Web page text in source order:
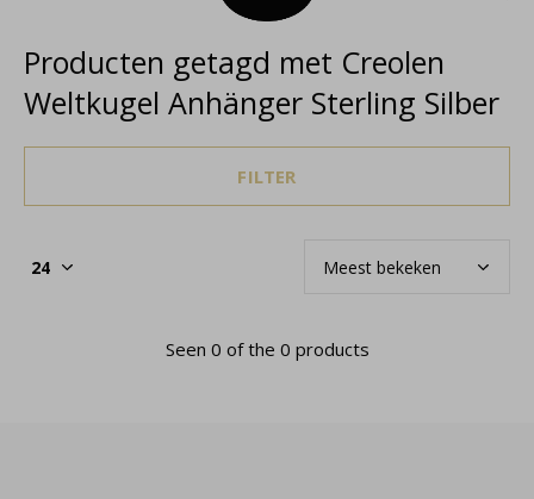
Producten getagd met Creolen
Weltkugel Anhänger Sterling Silber
FILTER
Seen 0 of the 0 products